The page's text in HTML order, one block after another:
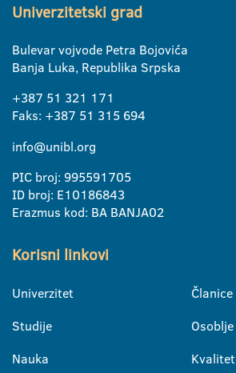
Univerzitetski grad
Bulevar vojvode Petra Bojovića
Banja Luka, Republika Srpska
+387 51 321 171
Faks: +387 51 315 694
info@unibl.org
PIC broj: 995591705
ID broj: E10186843
Erazmus kod: BA BANJA02
Korisni linkovi
Univerzitet
Studije
Nauka
Članice
Osoblje
Kvalitet